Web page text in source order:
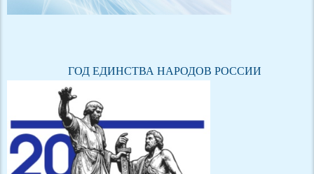
ГОД ЕДИНСТВА НАРОДОВ РОССИИ